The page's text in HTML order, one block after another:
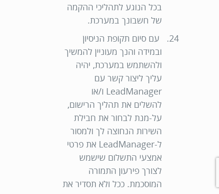
בכל הנוגע לתהליכי ההקמה
של חשבונך במערכת.
עם סיום תקופת הניסיון
ובמידה והנך מעוניין להמשיך
ולהשתמש במערכת, יהיה
עליך ליצור קשר עם
LeadManager ו/או
להשלים את תהליך הרישום,
על-מנת לבחור את חבילת
השירות הנחוצה לך ולמסור
ל-LeadManager את פרטי
אמצעי התשלום שישמש
לצורך פירעון התמורה
המוסכמת. ככל ולא תסדיר את